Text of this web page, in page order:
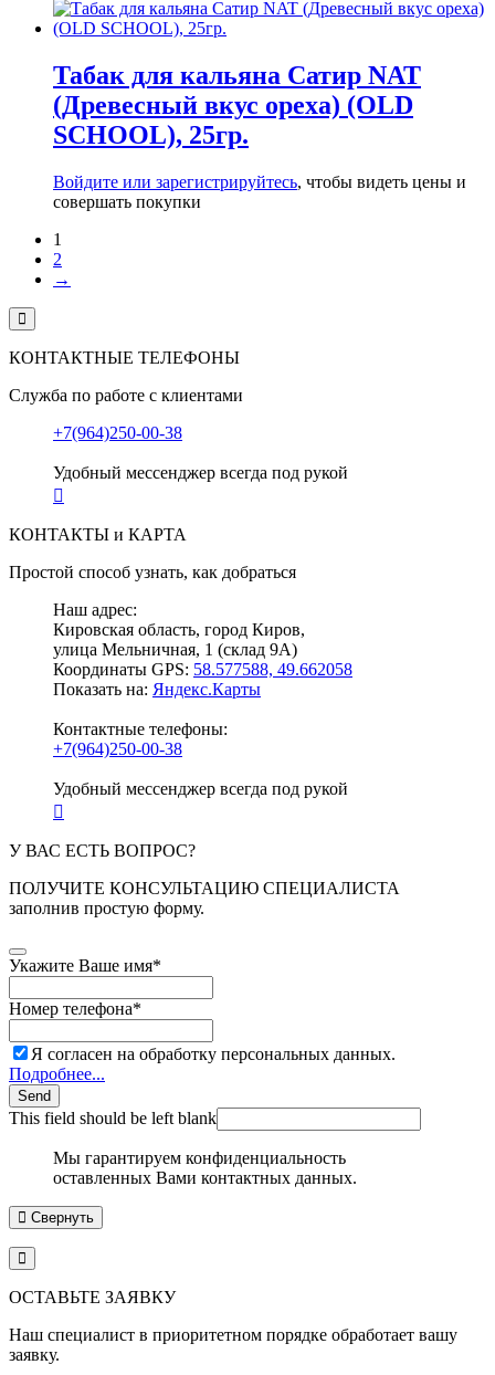
Табак для кальяна Сатир NAT
(Древесный вкус ореха) (OLD
SCHOOL), 25гр.
Войдите или зарегистрируйтесь, чтобы видеть цены и
совершать покупки
1
2
→
КОНТАКТНЫЕ ТЕЛЕФОНЫ
Служба по работе с клиентами
+7(964)250-00-38
Удобный мессенджер всегда под рукой
КОНТАКТЫ и КАРТА
Простой способ узнать, как добраться
Наш адрес:
Кировская область, город Киров,
улица Мельничная, 1 (склад 9А)
Координаты GPS: 58.577588, 49.662058
Показать на: Яндекс.Карты
Контактные телефоны:
+7(964)250-00-38
Удобный мессенджер всегда под рукой
У ВАС ЕСТЬ ВОПРОС?
ПОЛУЧИТЕ КОНСУЛЬТАЦИЮ СПЕЦИАЛИСТА
заполнив простую форму.
Укажите Ваше имя*
Номер телефона*
Я согласен на обработку персональных данных.
Подробнее...
Send
This field should be left blank
Мы гарантируем конфиденциальность
оставленных Вами контактных данных.
Свернуть
ОСТАВЬТЕ ЗАЯВКУ
Наш специалист в приоритетном порядке обработает вашу
заявку.